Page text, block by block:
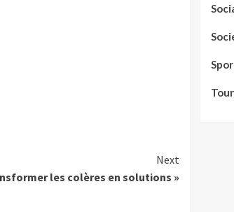
Next
les colères en solutions »